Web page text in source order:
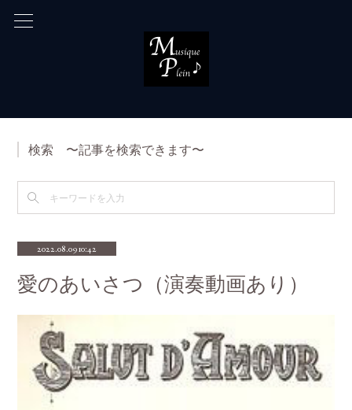
検索 〜記事を検索できます〜
2022.08.09 10:42
愛のあいさつ（演奏動画あり）